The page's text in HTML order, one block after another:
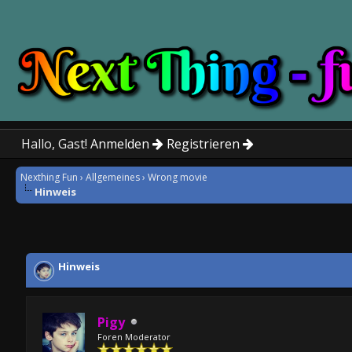
Hallo, Gast! Anmelden Registrieren
Nexthing Fun ›Allgemeines›Wrong movie
Hinweis
Hinweis
Pigy
Foren Moderator